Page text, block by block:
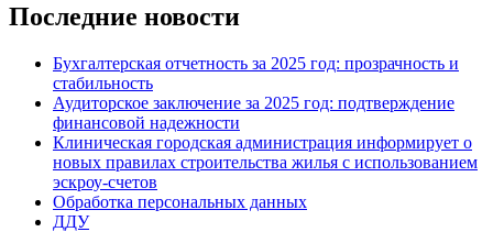
Последние новости
Бухгалтерская отчетность за 2025 год: прозрачность и
стабильность
Аудиторское заключение за 2025 год: подтверждение
финансовой надежности
Клиническая городская администрация информирует о
новых правилах строительства жилья с использованием
эскроу-счетов
Обработка персональных данных
ДДУ